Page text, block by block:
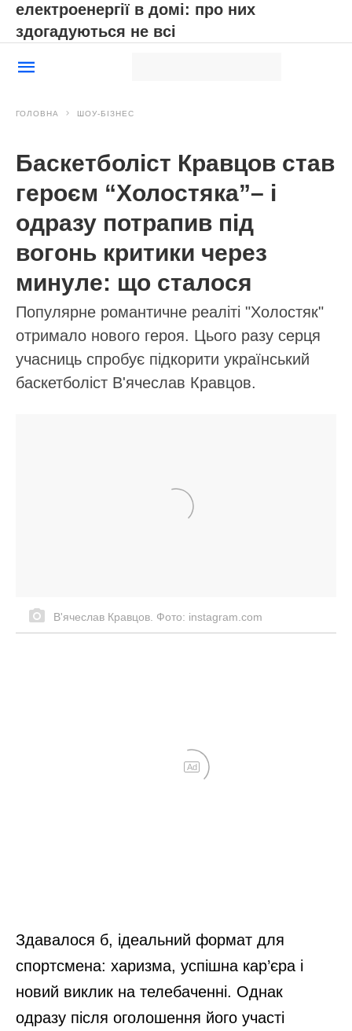
електроенергії в домі: про них
здогадуються не всі